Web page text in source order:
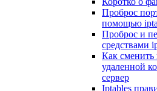
Проброс
помощью
Проброс и
средствами
Как сменить
удаленной
сервер
Iptables